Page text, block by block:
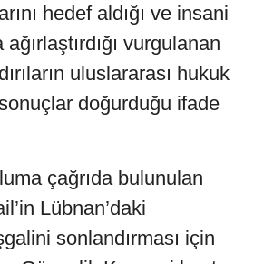
hedef aldığı ve insani
vurgulanan
uluslararası hukuk
doğurduğu ifade
çağrıda bulunulan
Lübnan’daki
sonlandırması için